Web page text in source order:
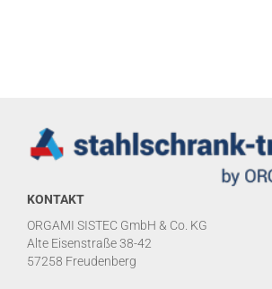
KONTAKT
ORGAMI SISTEC GmbH & Co. KG
Alte Eisenstraße 38-42
57258 Freudenberg